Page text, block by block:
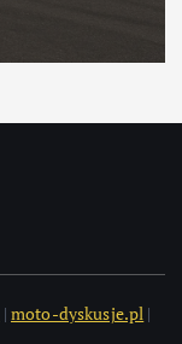
| moto-dyskusje.pl |